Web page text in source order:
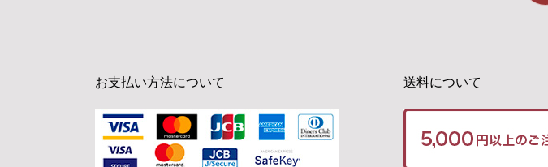
お支払い方法について 送料について